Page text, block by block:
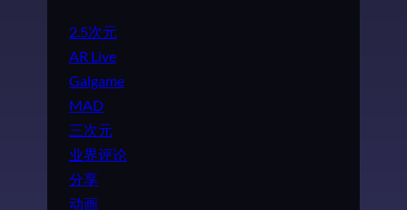
2.5次元
AR Live
Galgame
MAD
三次元
业界评论
分享
动画